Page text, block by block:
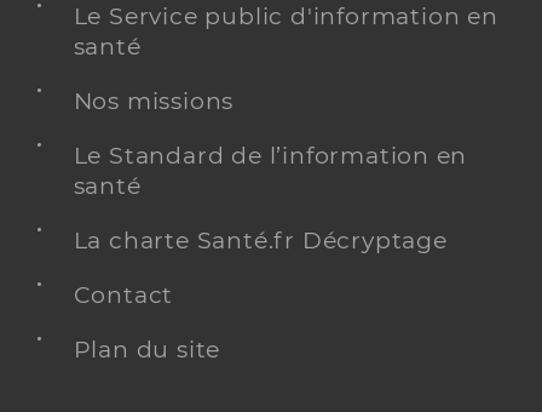
Le Service public d'information en
santé
Nos missions
Le Standard de l’information en
santé
La charte Santé.fr Décryptage
Contact
Plan du site